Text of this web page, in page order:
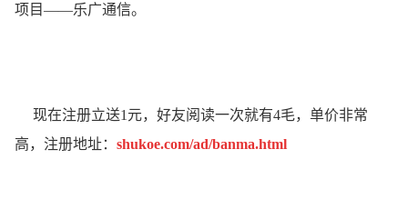
项目——乐广通信。
现在注册立送1元，好友阅读一次就有4毛，单价非常
高，注册地址： shukoe.com/ad/banma.html